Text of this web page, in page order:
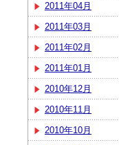
2011年04月
2011年03月
2011年02月
2011年01月
2010年12月
2010年11月
2010年10月